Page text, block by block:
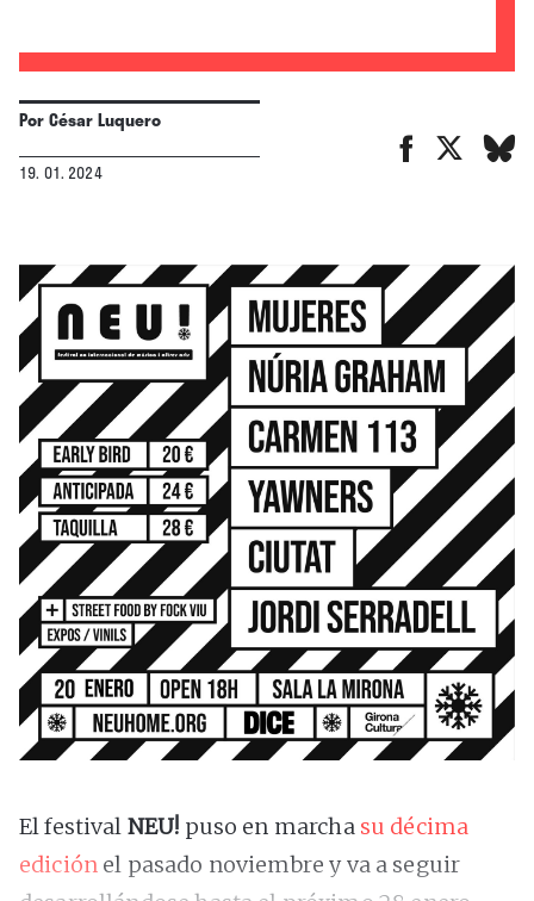
PorCésar Luquero
19. 01. 2024
El festival NEU! puso en marcha su décima
edición el pasado noviembre y va a seguir